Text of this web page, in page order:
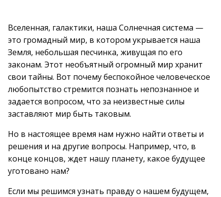
Вселенная, галактики, наша Солнечная система —
это громадный мир, в котором укрывается наша
Земля, небольшая песчинка, живущая по его
законам. Этот необъятный огромный мир хранит
свои тайны. Вот почему беспокойное человеческое
любопытство стремится познать непознанное и
задается вопросом, что за неизвестные силы
заставляют мир быть таковым.
Но в настоящее время нам нужно найти ответы и
решения и на другие вопросы. Например, что, в
конце концов, ждет нашу планету, какое будущее
уготовано нам?
Если мы решимся узнать правду о нашем будущем,